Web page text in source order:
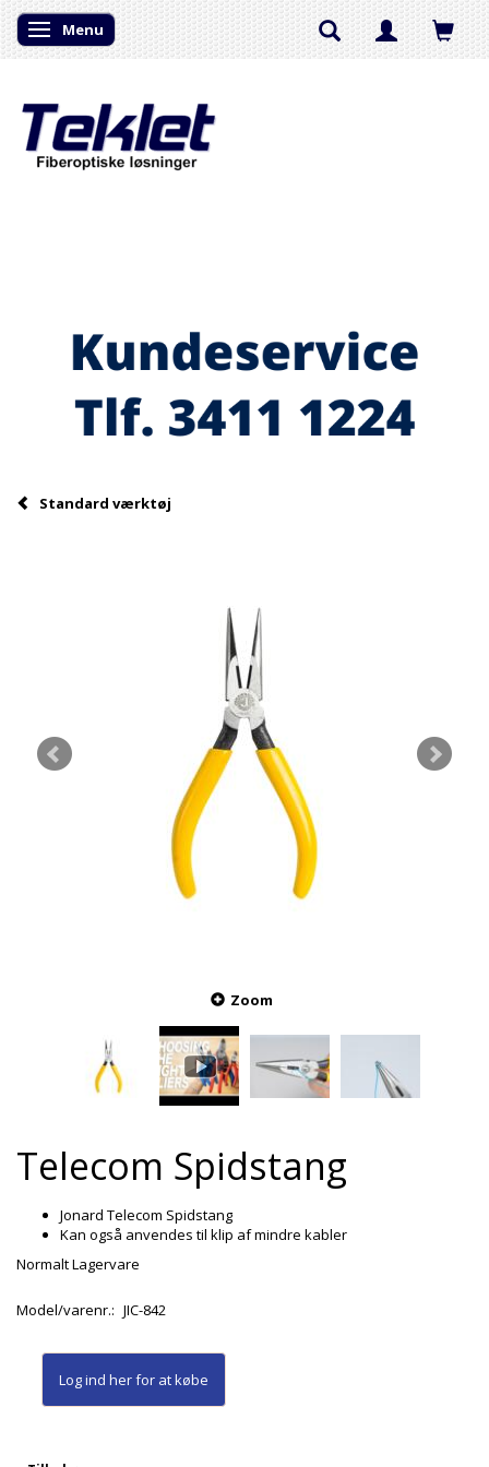
Skifte navigation
Menu
Standard værktøj
Zoom
Telecom Spidstang
Jonard Telecom Spidstang
Kan også anvendes til klip af mindre kabler
Normalt Lagervare
Model/varenr.: JIC-842
Log ind herfor at købe